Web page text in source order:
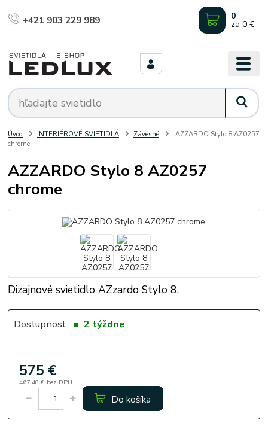
+421 903 229 989 0
za 0 €
Úvod INTERIÉROVÉ SVIETIDLÁ Závesné
AZZARDO Stylo 8 AZ0257
chrome
AZZARDO Stylo 8 AZ0257
chrome
Dizajnové svietidlo AZzardo Stylo 8.
Dostupnosť 2 týždne
575 €
467,48 € bez DPH
Do košíka